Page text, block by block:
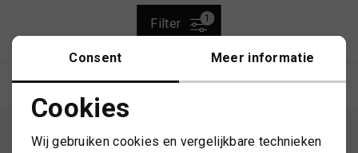
SCHOENEN
SHORTS
TASSEN EN RUGZAKKEN
TRUIEN
1
Filter
ALTIJD ALS EERSTE OP DE HOOGTE ZIJN?
Noodzakelijke cookies
Consent Meer informatie
Cookies
Wij gebruiken cookies en vergelijkbare technieken